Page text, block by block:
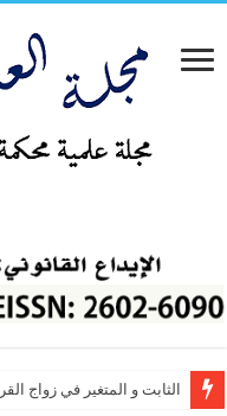
الثابت و المتغير في زواج
دور الموارد البشرية في